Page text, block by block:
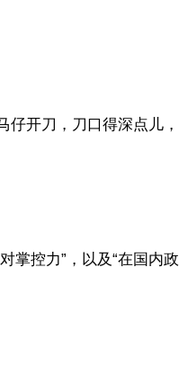
仔开刀，刀口得深点儿
掌控力”，以及“在国内